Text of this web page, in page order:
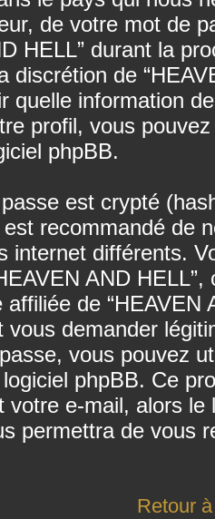
de votre mot de
HELL” durant la
discrétion de
quelle information
profil, vous
phpBB.
est crypté
recommandé de
internet différents.
AND
de “HEAVEN
vous demander
vous pouvez
phpBB. Ce
votre e-mail, alors
permettra de vous
Retour